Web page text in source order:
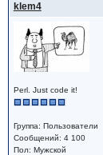
klem4
Perl. Just code it!
Группа: Пользователи
Сообщений: 4 100
Пол: Мужской